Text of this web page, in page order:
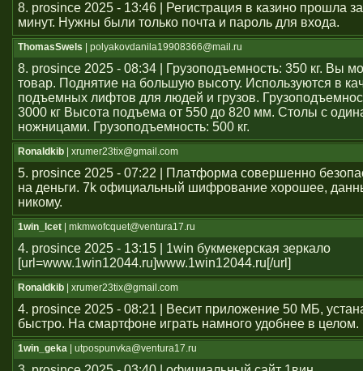
8. prosince 2025 - 13:46 | Регистрация в казино прошла
минут. Нужны были только почта и пароль для входа.
ThomasSwels | polyakovdanila19908366@mail.ru
8. prosince 2025 - 08:34 | Грузоподъемность: 350 кг. Вы
товар. Поднятие на большую высоту. Используются в
подъемных лифтов для людей и грузов.
3000 кг Высота подъема от 550 до 820 мм. Столы с
ножницами. Грузоподъемность: 500 кг.
Ronaldkib | xrumer23tix@gmail.com
5. prosince 2025 - 07:22 | Платформа совершенно
на деньги. 7k официальный шифрование хорошее,
никому.
1win_lcet | mkmwofcquet@ventura17.ru
4. prosince 2025 - 13:15 | 1win букмекерская зеркало
[url=www.1win12044.ru]www.1win12044.ru[/url]
Ronaldkib | xrumer23tix@gmail.com
4. prosince 2025 - 08:21 | Весит приложение 50 МБ,
быстро. На смартфоне играть намного удобнее в целом.
1win_geka | utpospunvka@ventura17.ru